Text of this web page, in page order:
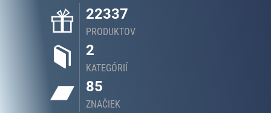
22337
PRODUKTOV
2
KATEGÓRIÍ
85
ZNAČIEK